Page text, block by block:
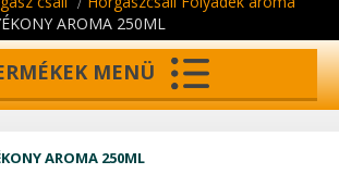
AROMA 250ML
MENÜ
AROMA 250ML